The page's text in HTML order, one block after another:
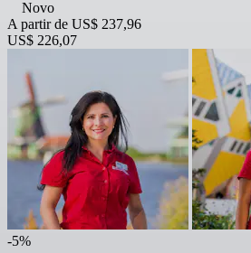
Novo
A partir de US$ 237,96
US$ 226,07
-5%